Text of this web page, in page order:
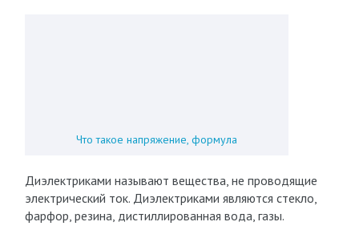
Что такое напряжение, формула
Диэлектриками называют вещества, не проводящие
электрический ток. Диэлектриками являются стекло,
фарфор, резина, дистиллированная вода, газы.